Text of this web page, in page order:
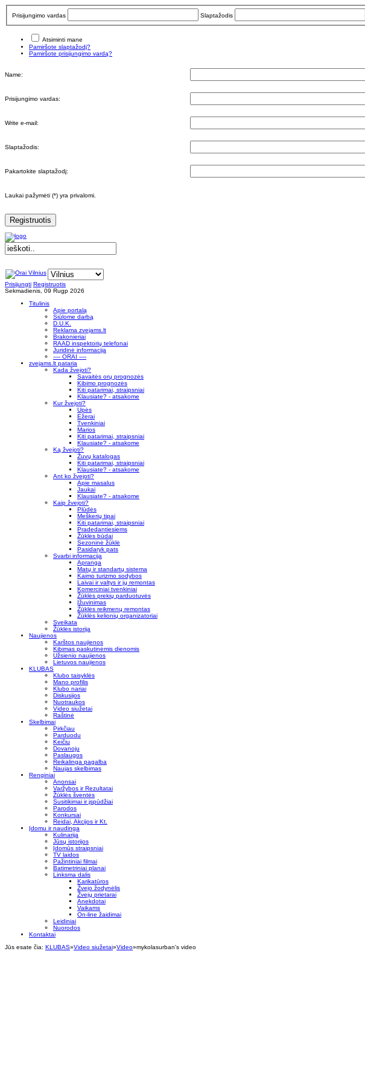
Prisijungimo vardas Slaptažodis
Atsiminti mane
Pamiršote slaptažodį?
Pamiršote prisijungimo vardą?
Name:
Prisijungimo vardas:
Write e-mail:
Slaptažodis:
Pakartokite slaptažodį:
Laukai pažymėti (*) yra privalomi.
Registruotis
Prisijungti Registruotis
Sekmadienis, 09 Rugp 2026
Titulinis
Apie portalą
Siūlome darbą
D.U.K.
Reklama zvejams.lt
Brakonieriai
RAAD inspektorių telefonai
Juridinė informacija
---- ORAI ----
zvejams.lt pataria
Kada žvejoti?
Savaitės orų prognozės
Kibimo prognozės
Kiti patarimai, straipsniai
Klausiate? - atsakome
Kur žvejoti?
Upės
Ežerai
Tvenkiniai
Marios
Kiti patarimai, straipsniai
Klausiate? - atsakome
Ką žvejoti?
Žuvų katalogas
Kiti patarimai, straipsniai
Klausiate? - atsakome
Ant ko žvejoti?
Apie masalus
Jaukai
Klausiate? - atsakome
Kaip žvejoti?
Plūdės
Meškerių tipai
Kiti patarimai, straipsniai
Pradedantiesiems
Žūklės būdai
Sezoninė žūklė
Pasidaryk pats
Svarbi informacija
Apranga
Matų ir standartų sistema
Kaimo turizmo sodybos
Laivai ir valtys ir jų remontas
Komerciniai tvenkiniai
Žūklės prekių parduotuvės
Įžuvinimas
Žūklės reikmenų remontas
Žūklės kelionių organizatoriai
Sveikata
Žūklės istorija
Naujienos
Karštos naujienos
Kibimas paskutinėmis dienomis
Užsienio naujienos
Lietuvos naujienos
KLUBAS
Klubo taisyklės
Mano profilis
Klubo nariai
Diskusijos
Nuotraukos
Video siužetai
Raštinė
Skelbimai
Pirkčiau
Parduodu
Keičiu
Dovanoju
Paslaugos
Reikalinga pagalba
Naujas skelbimas
Renginiai
Anonsai
Varžybos ir Rezultatai
Žūklės šventės
Susitikimai ir įspūdžiai
Parodos
Konkursai
Reidai, Akcijos ir Kt.
Įdomu ir naudinga
Kulinarija
Jūsų istorijos
Įdomūs straipsniai
TV laidos
Pažintiniai filmai
Batimetriniai planai
Linksma dalis
Karikatūros
Žvejo žodynėlis
Žvejų prietarai
Anekdotai
Vaikams
On-line žaidimai
Leidiniai
Nuorodos
Kontaktai
Jūs esate čia: KLUBAS»Video siužetai»Video»mykolasurban's video